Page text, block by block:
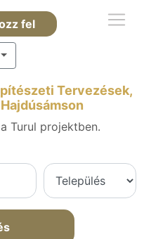
fel
Tervezések,
Turul projektben.